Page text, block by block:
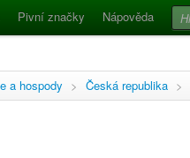
Pivní značky Nápověda
a hospody > Česká republika >